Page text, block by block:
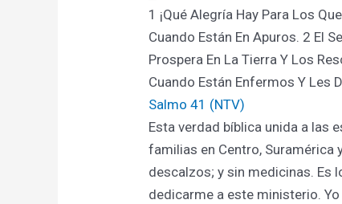
1 ¡Qué Alegría Hay Para Los
Cuando Están En Apuros. 2 El
Prospera En La Tierra Y Los
Cuando Están Enfermos Y Les
Salmo 41 (NTV)
Esta verdad bíblica unida a las
familias en Centro, Suramérica
descalzos; y sin medicinas. Es
dedicarme a este ministerio.